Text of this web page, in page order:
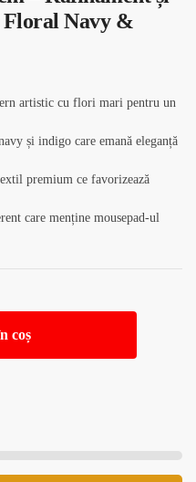
Floral Navy &
artistic cu flori mari pentru un
și indigo care emană eleganță
premium ce favorizează
care menține mousepad-ul
coș